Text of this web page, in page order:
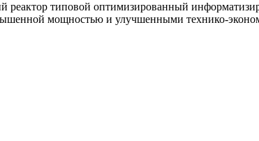
типовой оптимизированный
мощностью и улучшенными технико-